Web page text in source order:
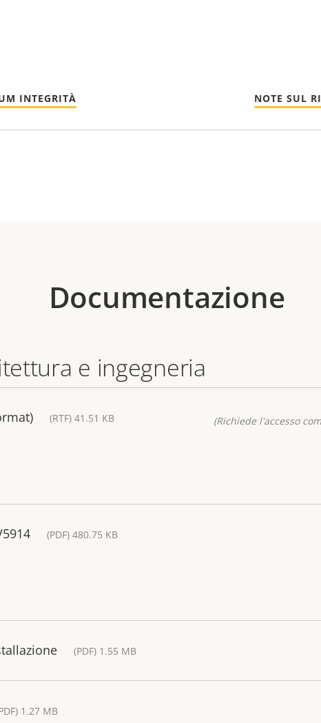
INTEGRITÀ NOTE SUL
Documentazione
e ingegneria
(RTF) 41.51 KB (Richiede l'accesso
(PDF) 480.75 KB
(PDF) 1.55 MB
1.27 MB